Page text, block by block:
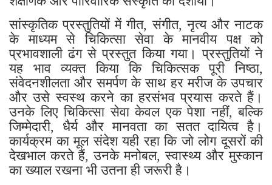
सांस्कृतिक प्रस्तुतियों में गीत, संगीत, नृत्य और नाटक
के माध्यम से चिकित्सा सेवा के मानवीय पक्ष को
प्रभावशाली ढंग से प्रस्तुत किया गया। प्रस्तुतियों ने
यह भाव व्यक्त किया कि चिकित्सक पूरी निष्ठा,
संवेदनशीलता और समर्पण के साथ हर मरीज के उपचार
और उसे स्वस्थ करने का हरसंभव प्रयास करते हैं।
उनके लिए चिकित्सा सेवा केवल एक पेशा नहीं, बल्कि
जिम्मेदारी, धैर्य और मानवता का सतत दायित्व है।
कार्यक्रम का मूल संदेश यही रहा कि जो लोग दूसरों की
देखभाल करते हैं, उनके मनोबल, स्वास्थ्य और मुस्कान
का ख्याल रखना भी उतना ही जरूरी है।